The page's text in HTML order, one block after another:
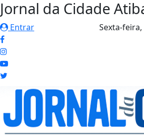
Jornal da Cidade
Entrar Sexta-feira,